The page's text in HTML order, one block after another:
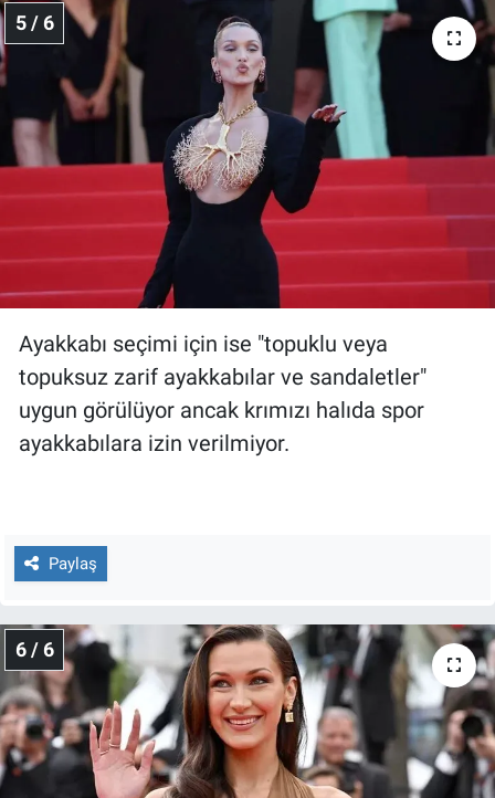
5 / 6
Ayakkabı seçimi için ise "topuklu veya
topuksuz zarif ayakkabılar ve sandaletler"
uygun görülüyor ancak krımızı halıda spor
ayakkabılara izin verilmiyor.
Paylaş
6 / 6